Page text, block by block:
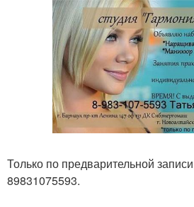
Только по предварительной
89831075593.